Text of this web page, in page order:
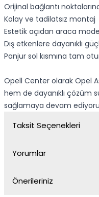
Orijinal bağlantı
Kolay ve tadilatsız montaj
Estetik açıdan araca
Dış etkenlere dayanıklı
Panjur sol kısmına tam
Opell Center olarak Opel
hem de dayanıklı çözüm
sağlamaya devam
Taksit Seçenekleri
Yorumlar
Önerileriniz